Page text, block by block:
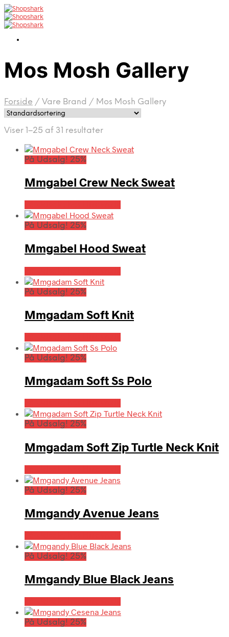
Mos Mosh Gallery
Forside / Vare Brand / Mos Mosh Gallery
Viser 1–25 af 31 resultater
På Udsalg! 25%
Mmgabel Crew Neck Sweat
På Udsalg! 25%
Mmgabel Hood Sweat
På Udsalg! 25%
Mmgadam Soft Knit
På Udsalg! 25%
Mmgadam Soft Ss Polo
På Udsalg! 25%
Mmgadam Soft Zip Turtle Neck Knit
På Udsalg! 25%
Mmgandy Avenue Jeans
På Udsalg! 25%
Mmgandy Blue Black Jeans
På Udsalg! 25%